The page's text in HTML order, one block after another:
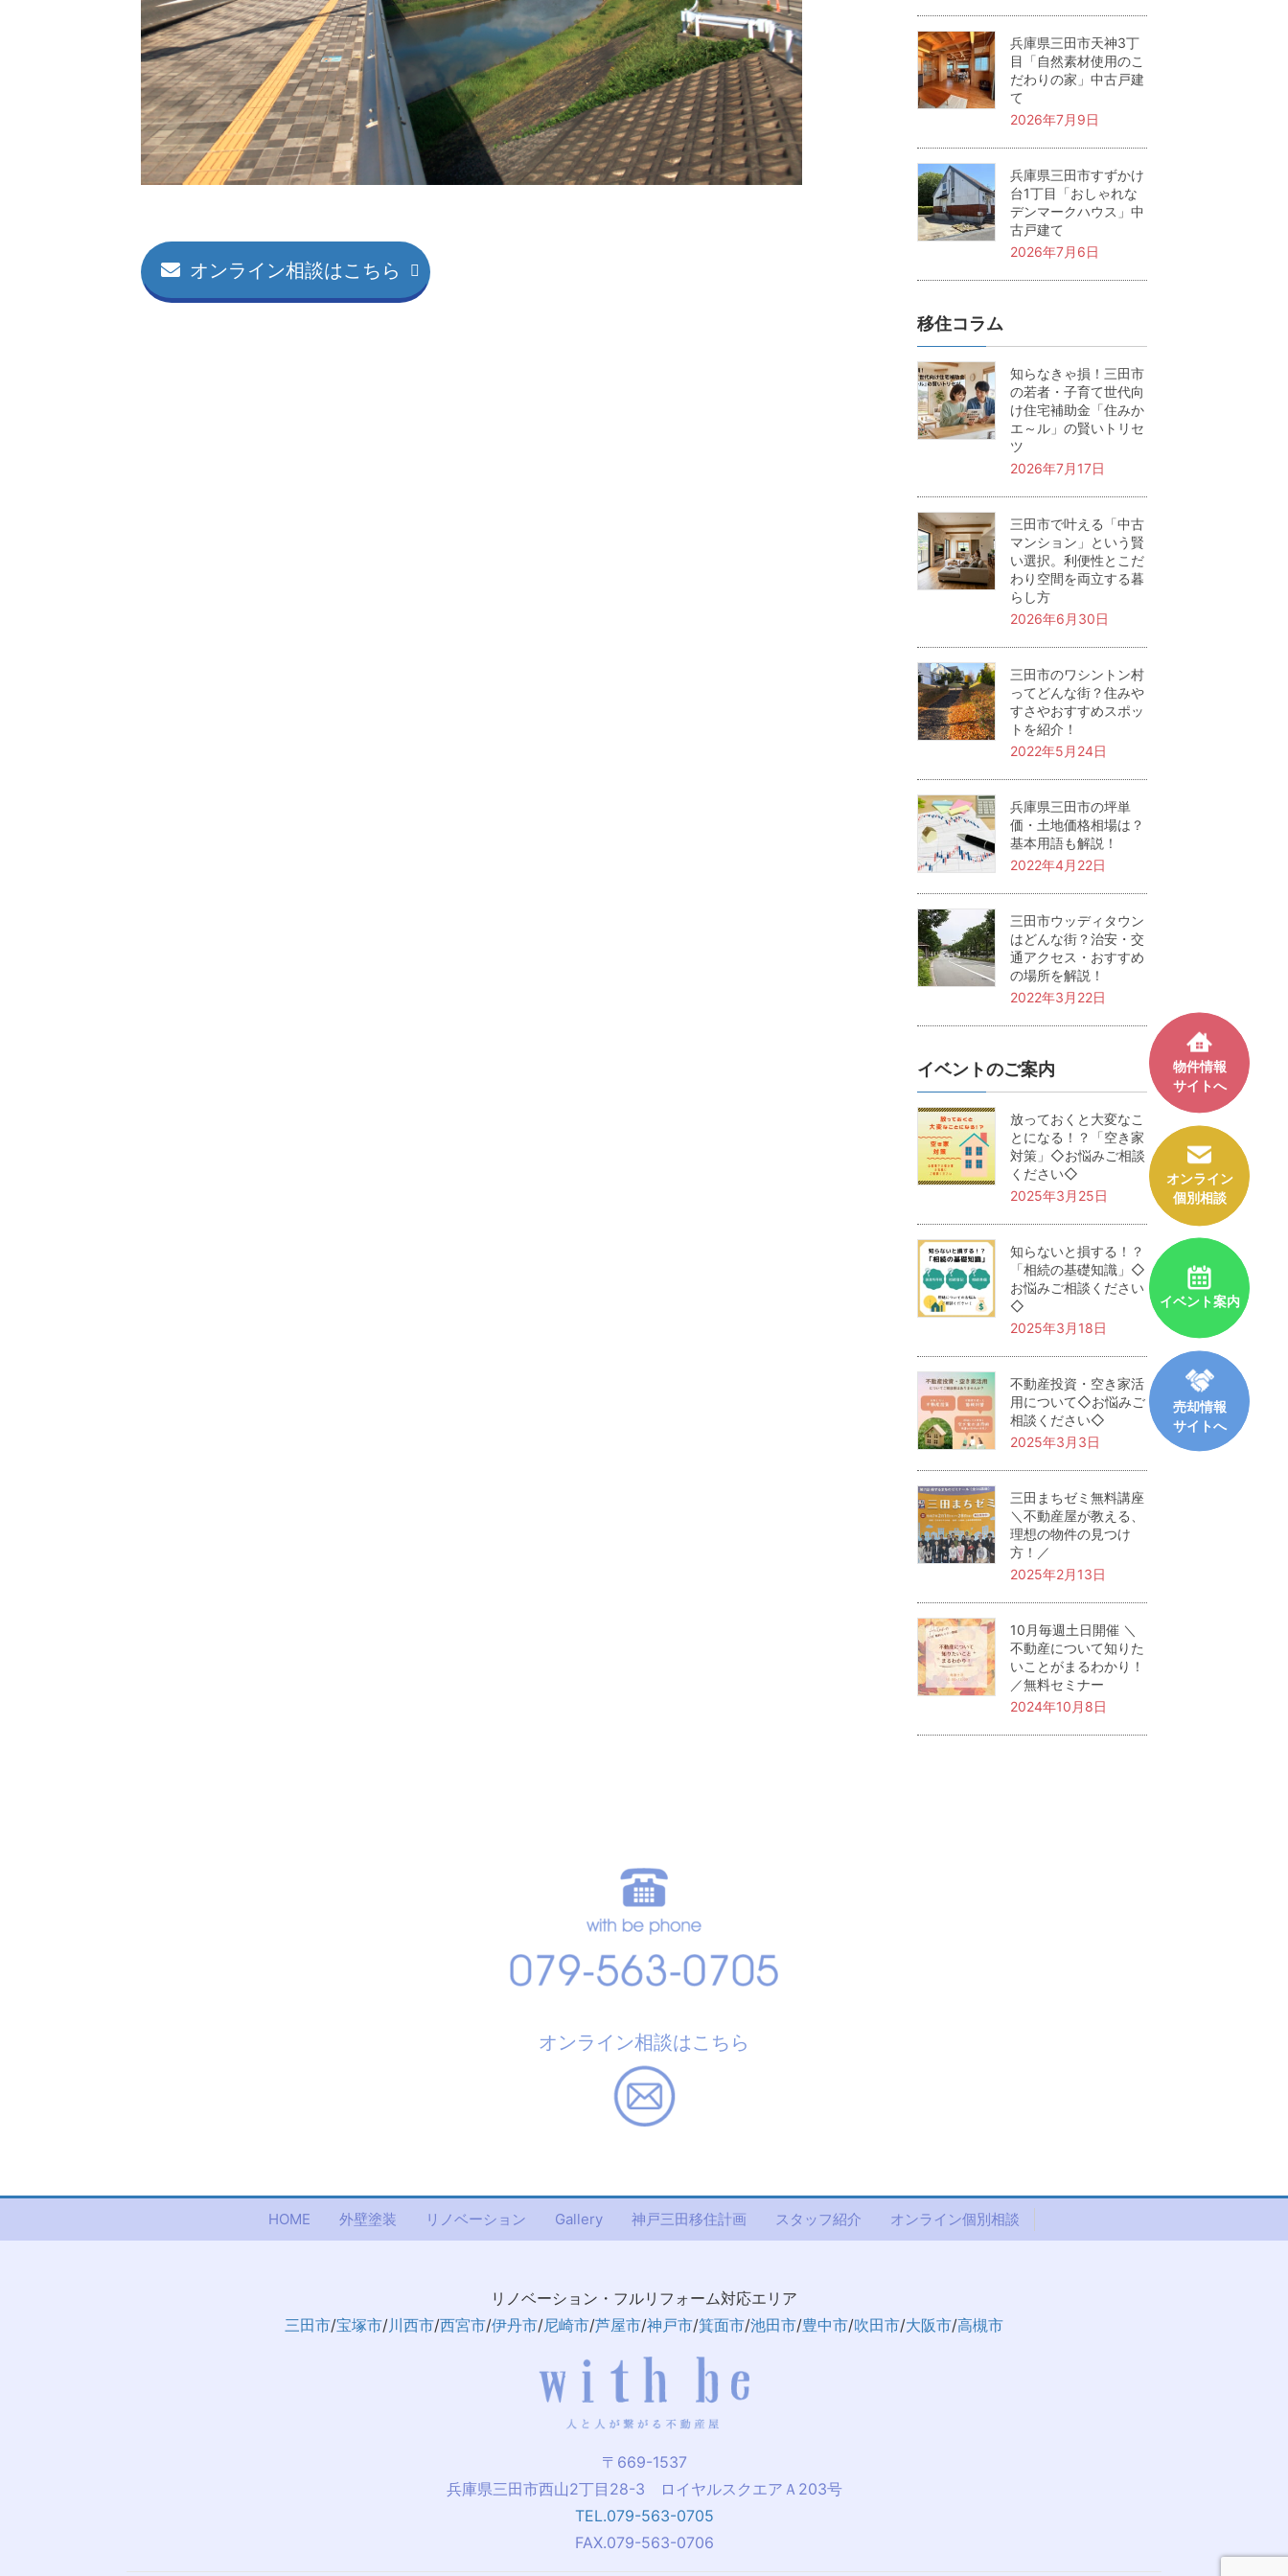
オンライン相談はこちら
兵庫県三田市天神3丁
目「自然素材使用のこ
だわりの家」中古戸建
て
2026年7月9日
兵庫県三田市すずかけ
台1丁目「おしゃれな
デンマークハウス」中
古戸建て
2026年7月6日
移住コラム
知らなきゃ損！三田市
の若者・子育て世代向
け住宅補助金「住みか
エ～ル」の賢いトリセ
ツ
2026年7月17日
三田市で叶える「中古
マンション」という賢
い選択。利便性とこだ
わり空間を両立する暮
らし方
2026年6月30日
三田市のワシントン村
ってどんな街？住みや
すさやおすすめスポッ
トを紹介！
2022年5月24日
兵庫県三田市の坪単
価・土地価格相場は？
基本用語も解説！
2022年4月22日
三田市ウッディタウン
はどんな街？治安・交
通アクセス・おすすめ
の場所を解説！
2022年3月22日
イベントのご案内
放っておくと大変なこ
とになる！？「空き家
対策」◇お悩みご相談
ください◇
2025年3月25日
知らないと損する！？
「相続の基礎知識」◇
お悩みご相談ください
◇
2025年3月18日
不動産投資・空き家活
用について◇お悩みご
相談ください◇
2025年3月3日
三田まちゼミ無料講座
＼不動産屋が教える、
理想の物件の見つけ
方！／
2025年2月13日
10月毎週土日開催 ＼
不動産について知りた
いことがまるわかり！
／無料セミナー
2024年10月8日
オンライン相談はこちら
HOME 外壁塗装 リノベーション Gallery 神戸三田移住計画 スタッフ紹介 オンライン個別相談
リノベーション・フルリフォーム対応エリア
三田市/宝塚市/川西市/西宮市/伊丹市/尼崎市/芦屋市/神戸市/箕面市/池田市/豊中市/吹田市/大阪市/高槻市
〒669-1537
兵庫県三田市西山2丁目28-3 ロイヤルスクエアＡ203号
TEL.079-563-0705
FAX.079-563-0706
物件情報
サイトへ
オンライン
個別相談
イベント案内
売却情報
サイトへ